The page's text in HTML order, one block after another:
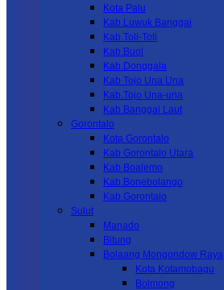
Kota Palu
Kab.Luwuk Banggai
Kab.Toli-Toli
Kab.Buol
Kab.Donggala
Kab Tojo Una Una
Kab.Tojo Una-una
Kab.Banggai Laut
Gorontalo
Kota Gorontalo
Kab Gorontalo Utara
Kab Boalemo
Kab.Bonebolango
Kab.Gorontalo
Sulut
Manado
Bitung
Bolaang Mongondow Raya
Kota Kotamobagu
Bolmong